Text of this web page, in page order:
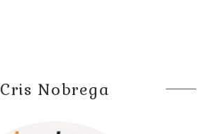
Cris Nobrega